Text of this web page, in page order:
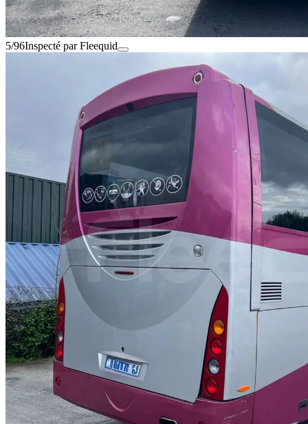
5/96Inspecté par Fleequid